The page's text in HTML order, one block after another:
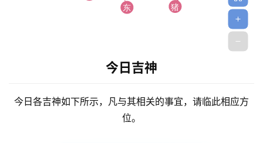
今日吉神
今日各吉神如下所示，凡与其相关的事宜，请临此相应方
位。